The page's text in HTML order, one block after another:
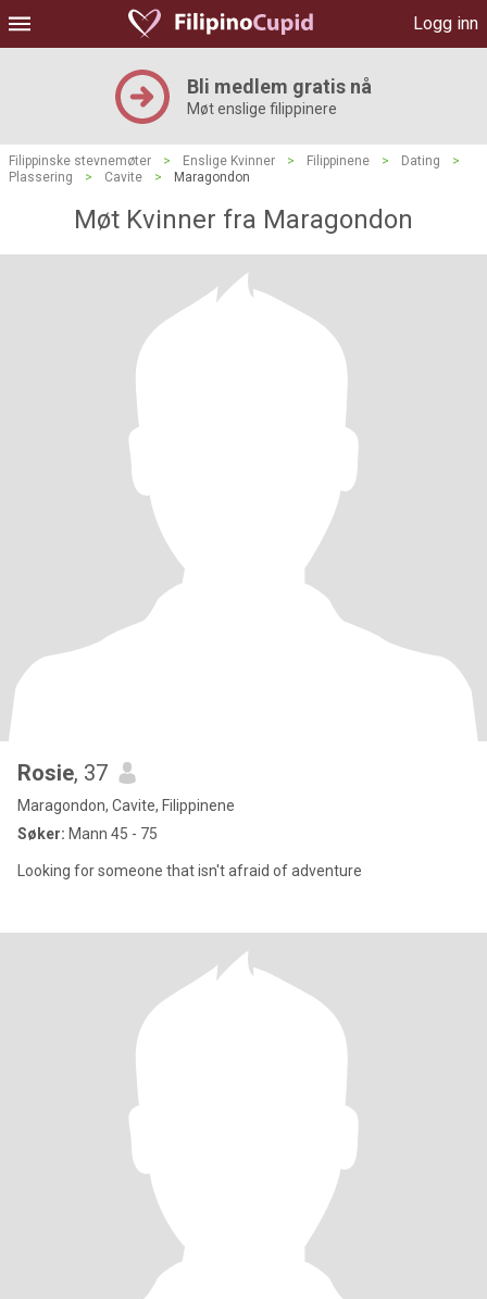
Logg inn
Bli medlem gratis nå
Møt enslige filippinere
Filippinske stevnemøter > Enslige Kvinner > Filippinene > Dating
>
Plassering
> Cavite > Maragondon
Møt Kvinner fra Maragondon
Rosie, 37
Maragondon, Cavite, Filippinene
Søker: Mann 45 - 75
Looking for someone that isn't afraid of adventure